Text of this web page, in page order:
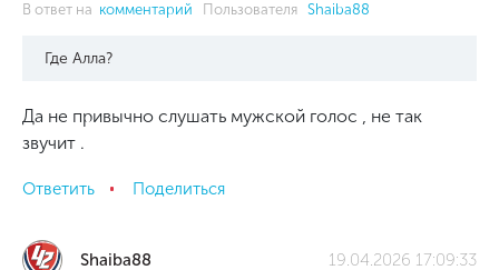
В ответ на комментарий Пользователя Shaiba88
Где Алла?
Да не привычно слушать мужской голос , не так
звучит .
Ответить Поделиться
Shaiba88
19.04.2026 17:09:33